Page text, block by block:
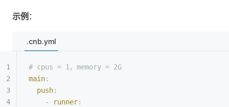
示例 ：
.cnb.yml
# cpus = 1，memory = 2G
main:
  push
:
    -
runner: